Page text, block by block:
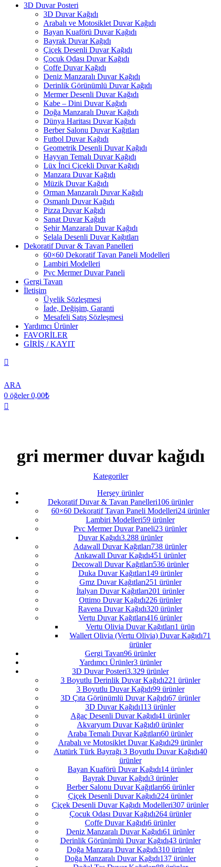
3D Duvar Posteri
3D Duvar Kağıdı
Arabalı ve Motosiklet Duvar Kağıdı
Bayan Kuaförü Duvar Kağıdı
Bayrak Duvar Kağıdı
Çiçek Desenli Duvar Kağıdı
Çocuk Odası Duvar Kağıdı
Coffe Duvar Kağıdı
Deniz Manzaralı Duvar Kağıdı
Derinlik Görünümlü Duvar Kağıdı
Mermer Desenli Duvar Kağıdı
Kabe – Dini Duvar Kağıdı
Doğa Manzaralı Duvar Kağıdı
Dünya Haritası Duvar Kağıdı
Berber Salonu Duvar Kağıtları
Futbol Duvar Kağıdı
Geometrik Desenli Duvar Kağıdı
Hayvan Temalı Duvar Kağıdı
Lüx İnci Çicekli Duvar Kağıdı
Manzara Duvar Kağıdı
Müzik Duvar Kağıdı
Orman Manzaralı Duvar Kağıdı
Osmanlı Duvar Kağıdı
Pizza Duvar Kağıdı
Sanat Duvar Kağıdı
Şehir Manzaralı Duvar Kağıdı
Şelala Desenli Duvar Kağıtları
Dekoratif Duvar & Tavan Panelleri
60×60 Dekoratif Tavan Paneli Modelleri
Lambiri Modelleri
Pvc Mermer Duvar Paneli
Gergi Tavan
İletişim
Üyelik Sözleşmesi
İade, Değişim, Garanti
Mesafeli Satış Sözleşmesi
Yardımcı Ürünler
FAVORİLER
GİRİŞ / KAYIT
ARA
0 öğeler 0,00₺
gri mermer duvar kağıdı
Kategoriler
Herşey ürünler
Dekoratif Duvar & Tavan Panelleri106 ürünler
60×60 Dekoratif Tavan Paneli Modelleri24 ürünler
Lambiri Modelleri59 ürünler
Pvc Mermer Duvar Paneli23 ürünler
Duvar Kağıdı3.288 ürünler
Adawall Duvar Kağıtları738 ürünler
Ankawall Duvar Kağıdı451 ürünler
Decowall Duvar Kağıtları536 ürünler
Duka Duvar Kağıtları149 ürünler
Gmz Duvar Kağıtları251 ürünler
İtalyan Duvar Kağıtları201 ürünler
Ottimo Duvar Kağıdı226 ürünler
Ravena Duvar Kağıdı320 ürünler
Vertu Duvar Kağıtları416 ürünler
Vertu Olivia Duvar Kağıtları1 ürün
Wallert Olivia (Vertu Olivia) Duvar Kağıdı71
ürünler
Gergi Tavan96 ürünler
Yardımcı Ürünler3 ürünler
3D Duvar Posteri3.329 ürünler
3 Boyutlu Derinlik Duvar Kağıdı221 ürünler
3 Boyutlu Duvar Kağıdı99 ürünler
3D Çıta Görünümlü Duvar Kağıdı67 ürünler
3D Duvar Kağıdı113 ürünler
Ağaç Desenli Duvar Kağıdı41 ürünler
Akvaryum Duvar Kağıdı0 ürünler
Araba Temalı Duvar Kağıtları60 ürünler
Arabalı ve Motosiklet Duvar Kağıdı29 ürünler
Atatürk Türk Bayrağı 3 Boyutlu Duvar Kağıdı40
ürünler
Bayan Kuaförü Duvar Kağıdı14 ürünler
Bayrak Duvar Kağıdı3 ürünler
Berber Salonu Duvar Kağıtları66 ürünler
Çiçek Desenli Duvar Kağıdı224 ürünler
Çiçek Desenli Duvar Kağıdı Modelleri307 ürünler
Çocuk Odası Duvar Kağıdı264 ürünler
Coffe Duvar Kağıdı6 ürünler
Deniz Manzaralı Duvar Kağıdı61 ürünler
Derinlik Görünümlü Duvar Kağıdı43 ürünler
Doğa Manzara Duvar Kağıdı310 ürünler
Doğa Manzaralı Duvar Kağıdı137 ürünler